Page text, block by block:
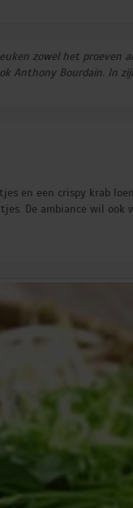
zowel het proeven
Anthony Bourdain. In
en een crispy krab
De ambiance wil ook